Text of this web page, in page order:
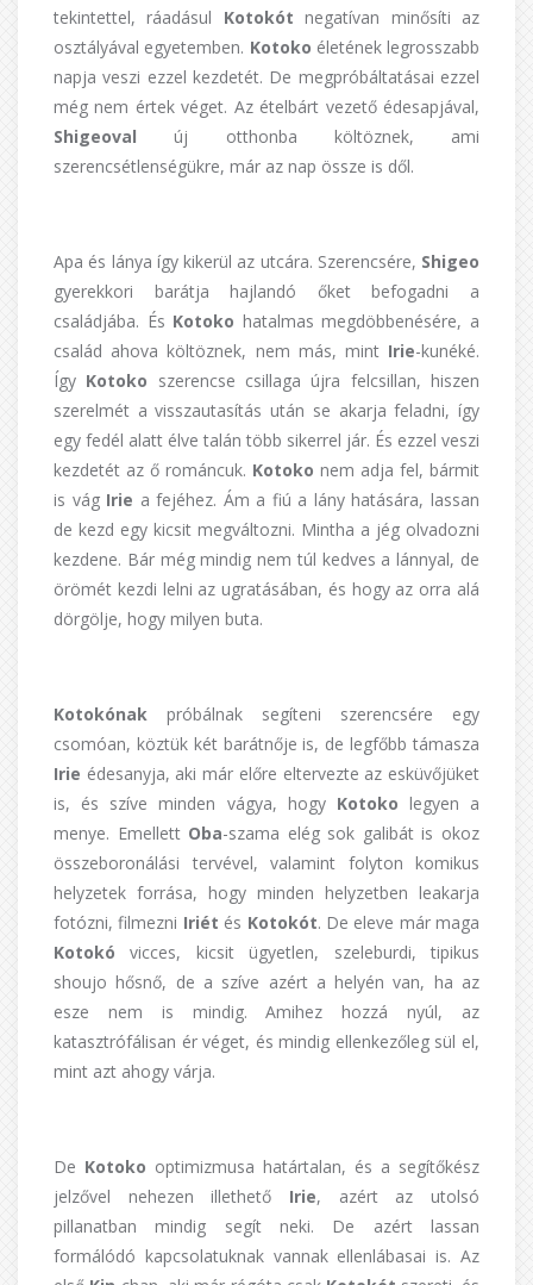
tekintettel, ráadásul Kotokótnegatívan minősíti az
osztályával egyetemben. Kotoko életének legrosszabb
napja veszi ezzel kezdetét. De megpróbáltatásai ezzel
még nem értek véget. Az ételbárt vezető édesapjával,
Shigeovalúj otthonba költöznek, ami
szerencsétlenségükre, már az nap össze is dől.
Apa és lánya így kikerül az utcára. Szerencsére, Shigeo
gyerekkori barátja hajlandó őket befogadni a
családjába. És Kotoko hatalmas megdöbbenésére, a
család ahova költöznek, nem más, mint Irie-kunéké.
Így Kotoko szerencse csillaga újra felcsillan, hiszen
szerelmét a visszautasítás után se akarja feladni, így
egy fedél alatt élve talán több sikerrel jár. És ezzel veszi
kezdetét az ő románcuk. Kotoko nem adja fel, bármit
is vág Irie a fejéhez. Ám a fiú a lány hatására, lassan
de kezd egy kicsit megváltozni. Mintha a jég olvadozni
kezdene. Bár még mindig nem túl kedves a lánnyal, de
örömét kezdi lelni az ugratásában, és hogy az orra alá
dörgölje, hogy milyen buta.
Kotokónak próbálnak segíteni szerencsére egy
csomóan, köztük két barátnője is, de legfőbb támasza
Irie édesanyja, aki már előre eltervezte az esküvőjüket
is, és szíve minden vágya, hogy Kotoko legyen a
menye. Emellett Oba-szama elég sok galibát is okoz
összeboronálási tervével, valamint folyton komikus
helyzetek forrása, hogy minden helyzetben leakarja
fotózni, filmezni Iriét és Kotokót. De eleve már maga
Kotokóvicces, kicsit ügyetlen, szeleburdi, tipikus
shoujo hősnő, de a szíve azért a helyén van, ha az
esze nem is mindig. Amihez hozzá nyúl, az
katasztrófálisan ér véget, és mindig ellenkezőleg sül el,
mint azt ahogy várja.
De Kotoko optimizmusa határtalan, és a segítőkész
jelzővel nehezen illethető Irie, azért az utolsó
pillanatban mindig segít neki. De azért lassan
formálódó kapcsolatuknak vannak ellenlábasai is. Az